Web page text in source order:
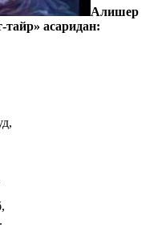
Алишер
асаридан: